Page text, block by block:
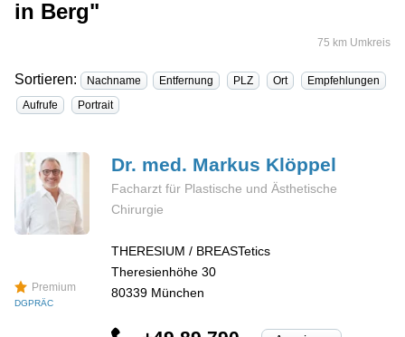
in Berg"
75 km Umkreis
Sortieren: Nachname Entfernung PLZ Ort
Empfehlungen
Aufrufe
Portrait
Premium
DGPRÄC
Dr. med. Markus Klöppel
Facharzt für Plastische und Ästhetische
Chirurgie
THERESIUM / BREASTetics
Theresienhöhe 30
80339 München